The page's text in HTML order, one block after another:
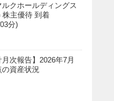
ルクホールディングス
株主優待 到着
分)
月次報告】2026年7月
の資産状況